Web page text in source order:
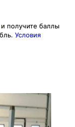
и получите баллы
Условия